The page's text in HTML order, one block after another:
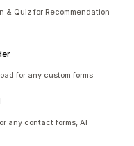
& Quiz for Recommendation
for any custom forms
any contact forms, AI